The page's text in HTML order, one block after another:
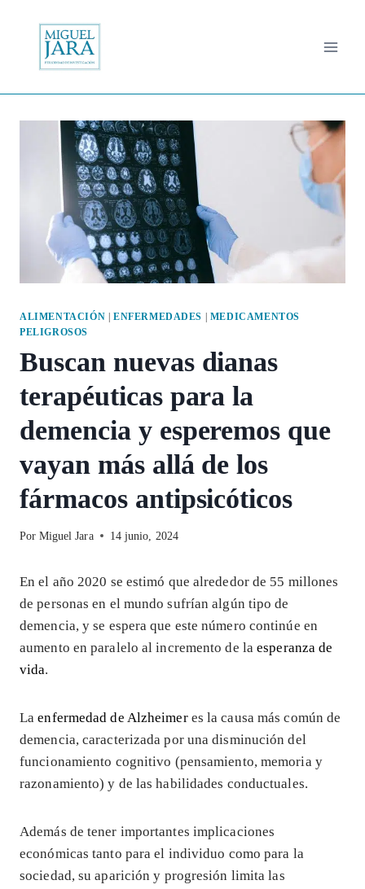
contenido
ALIMENTACIÓN ENFERMEDADES
MEDICAMENTOS
PELIGROSOS
Buscan nuevas dianas
terapéuticas para la
demencia y esperemos que
vayan más allá de los
fármacos antipsicóticos
Por Miguel Jara 14 junio, 2024
En el año 2020 se estimó que alrededor de 55 millones
de personas en el mundo sufrían algún tipo de
demencia, y se espera que este número continúe en
aumento en paralelo al incremento de laesperanza de
vida.
Laenfermedad de Alzheimeres la causa más común de
demencia, caracterizada por una disminución del
funcionamiento cognitivo (pensamiento, memoria y
razonamiento) y de las habilidades conductuales.
Además de tener importantes implicaciones
económicas tanto para el individuo como para la
sociedad, su aparición y progresión limita las